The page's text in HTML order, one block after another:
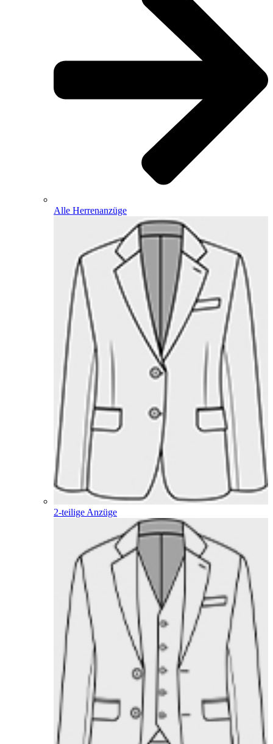
Alle Herrenanzüge
2-teilige Anzüge